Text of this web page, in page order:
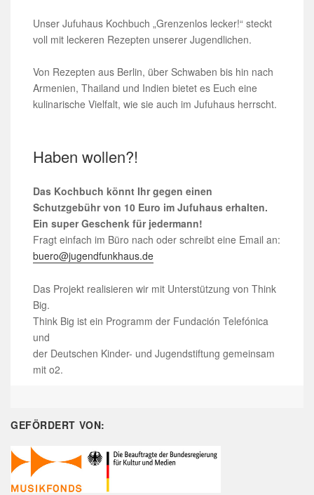
Unser Jufuhaus Kochbuch „Grenzenlos lecker!“ steckt
voll mit leckeren Rezepten unserer Jugendlichen.
Von Rezepten aus Berlin, über Schwaben bis hin nach
Armenien, Thailand und Indien bietet es Euch eine
kulinarische Vielfalt, wie sie auch im Jufuhaus herrscht.
Haben wollen?!
Das Kochbuch könnt Ihr gegen einen
Schutzgebühr von 10 Euro im Jufuhaus erhalten.
Ein super Geschenk für jedermann!
Fragt einfach im Büro nach oder schreibt eine Email an:
buero@jugendfunkhaus.de
Das Projekt realisieren wir mit Unterstützung von Think
Big.
Think Big ist ein Programm der Fundación Telefónica
und
der Deutschen Kinder- und Jugendstiftung gemeinsam
mit o2.
GEFÖRDERT VON: